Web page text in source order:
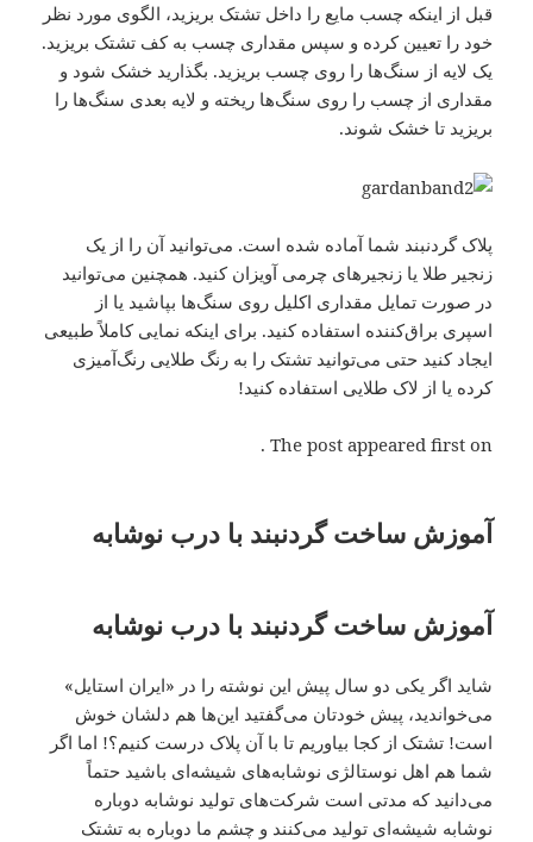
قبل از اینکه چسب مایع را داخل تشتک بریزید، الگوی مورد نظر
خود را تعیین کرده و سپس مقداری چسب به کف تشتک بریزید.
یک لایه از سنگ‌ها را روی چسب بریزید. بگذارید خشک شود و
مقداری از چسب را روی سنگ‌ها ریخته و لایه بعدی سنگ‌ها را
بریزید تا خشک شوند.
پلاک گردنبند شما آماده شده است. می‌توانید آن را از یک
زنجیر طلا یا زنجیرهای چرمی آویزان کنید. همچنین می‌توانید
در صورت تمایل مقداری اکلیل روی سنگ‌ها بپاشید یا از
اسپری براق‌کننده استفاده کنید. برای اینکه نمایی کاملاً طبیعی
ایجاد کنید حتی می‌توانید تشتک را به رنگ طلایی رنگ‌آمیزی
کرده یا از لاک طلایی استفاده کنید!
The post appeared first on .
آموزش ساخت گردنبند با درب نوشابه
آموزش ساخت گردنبند با درب نوشابه
شاید اگر یکی دو سال پیش این نوشته را در «ایران استایل»
می‌خواندید، پیش خودتان می‌گفتید این‌ها هم دلشان خوش
است! تشتک از کجا بیاوریم تا با آن پلاک درست کنیم؟! اما اگر
شما هم اهل نوستالژی نوشابه‌های شیشه‌ای باشید حتماً
می‌دانید که مدتی است شرکت‌های تولید نوشابه دوباره
نوشابه شیشه‌ای تولید می‌کنند و چشم ما دوباره به تشتک